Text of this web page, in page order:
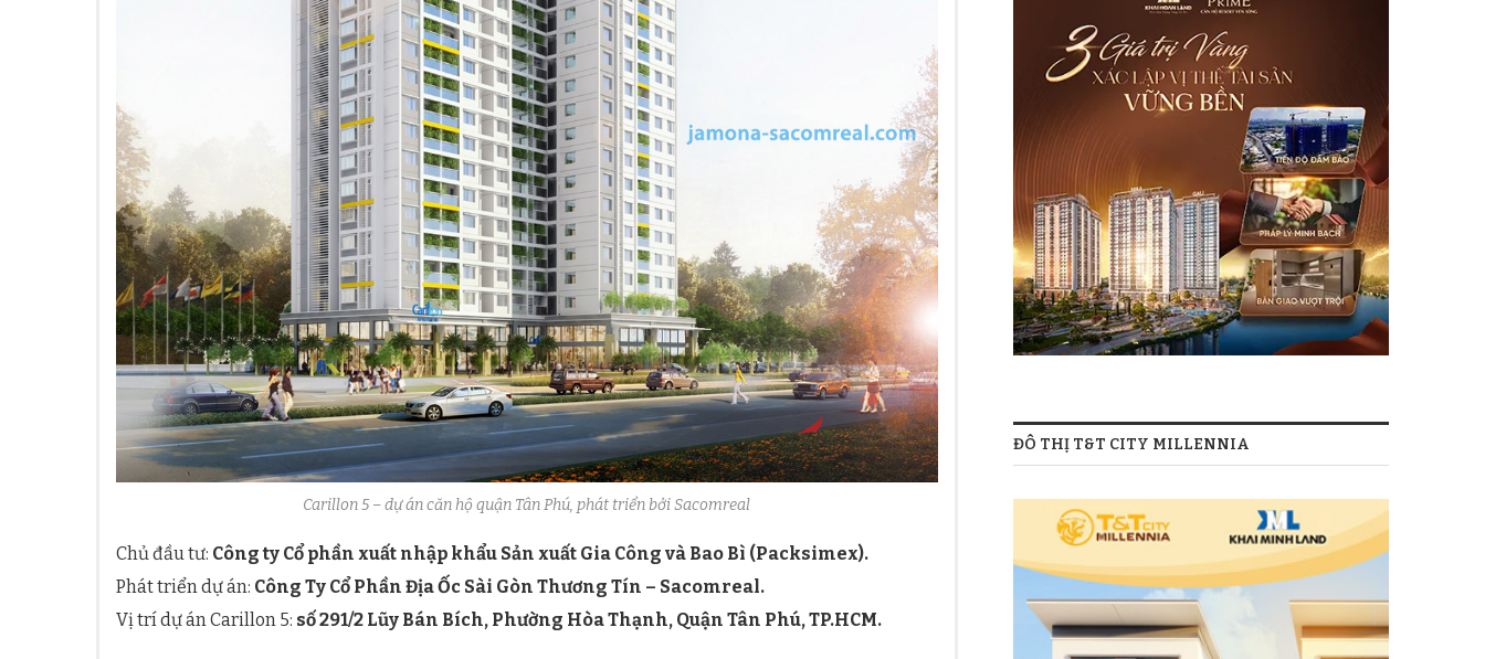
Nội dung liên hệ & yêu cầu của Quý Khách:
Carillon 5 – dự án căn hộ quận Tân Phú, phát triển bởi Sacomreal
Chủ đầu tư: Công ty Cổ phần xuất nhập khẩu Sản xuất Gia Công và Bao Bì (Packsimex).
Phát triển dự án: Công Ty Cổ Phần Địa Ốc Sài Gòn Thương Tín – Sacomreal.
Vị trí dự án Carillon 5: số 291/2 Lũy Bán Bích, Phường Hòa Thạnh, Quận Tân Phú, TP.HCM.
ĐÔ THỊ T&T CITY MILLENNIA